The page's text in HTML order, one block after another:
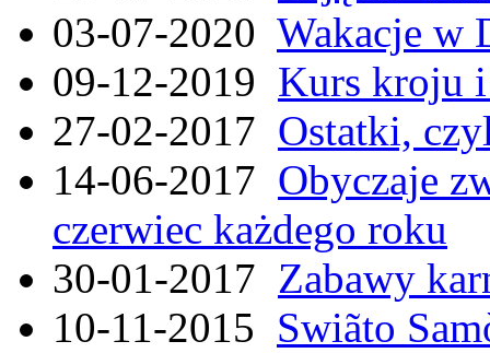
03-07-2020 Wakacje w
09-12-2019 Kurs kroju i
27-02-2017 Ostatki,
14-06-2017 Obyczaje
czerwiec każdego roku
30-01-2017 Zabawy
10-11-2015 Swiãto